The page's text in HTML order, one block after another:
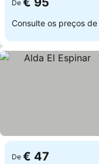
De
Consulte os preços de
De € 47